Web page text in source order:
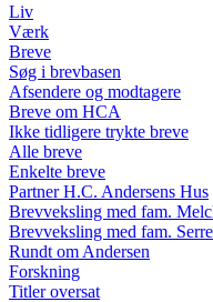
Liv
Værk
Breve
Søg i brevbasen
Afsendere og modtagere
Breve om HCA
Ikke tidligere trykte breve
Alle breve
Enkelte breve
Partner H.C. Andersens Hus
Brevveksling med fam.
Brevveksling med fam. Serre
Rundt om Andersen
Forskning
Titler oversat